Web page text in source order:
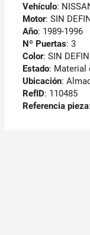
Vehículo:
Motor: SIN
Año: 1989-1996
Nº Puertas: 3
Color: SIN
Estado: Material
Ubicación:
RefID: 110485
Referencia pieza